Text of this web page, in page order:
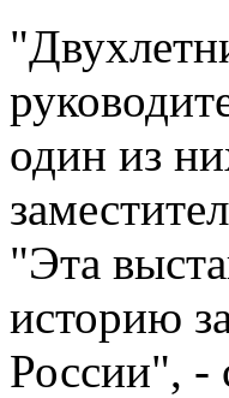
один из
"Эта
историю
России", -